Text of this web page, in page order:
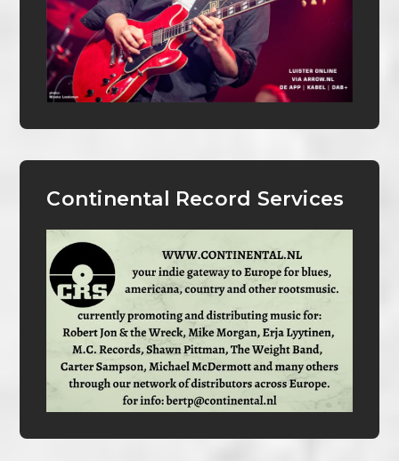
Continental Record Services